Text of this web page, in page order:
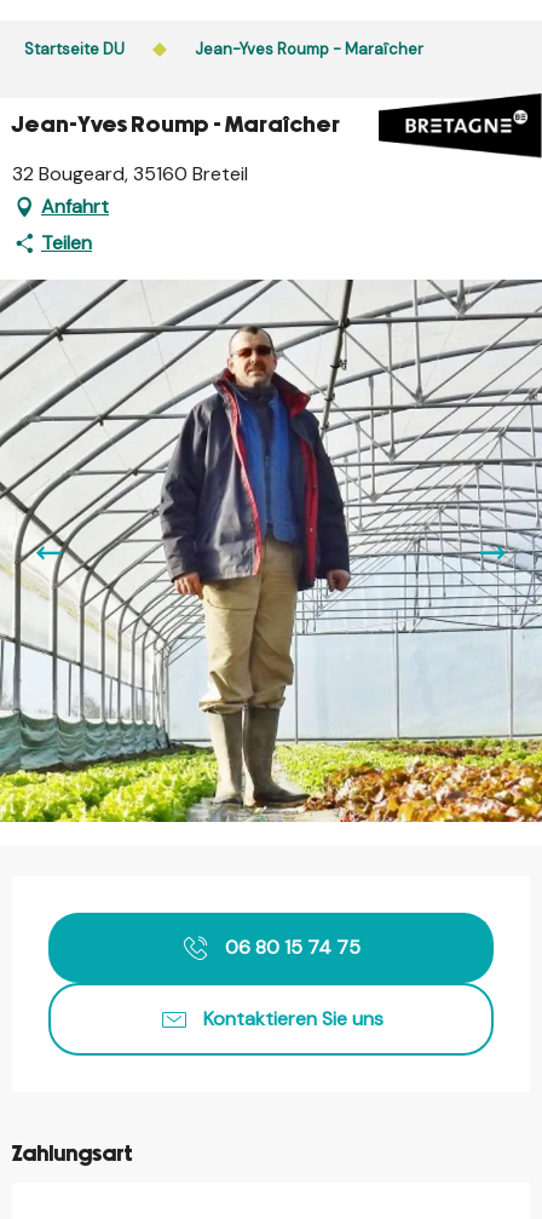
Startseite DU Jean-Yves Roump - Maraîcher
Jean-Yves Roump - Maraîcher
32 Bougeard, 35160 Breteil
Anfahrt
Teilen
06 80 15 74 75
Kontaktieren Sie uns
Zahlungsart